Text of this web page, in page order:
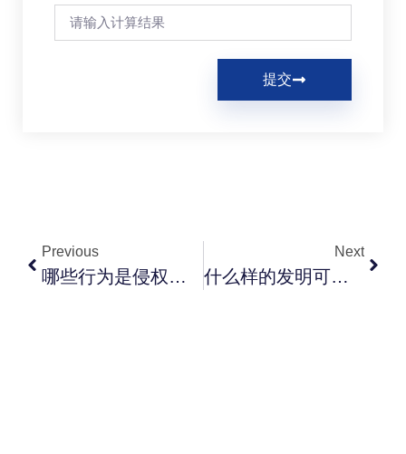
提交
Previous
哪些行为是侵权行为？
Next
什么样的发明可以受专利保护？